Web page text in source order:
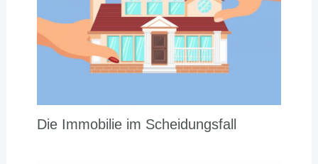
Die Immobilie im Scheidungsfall